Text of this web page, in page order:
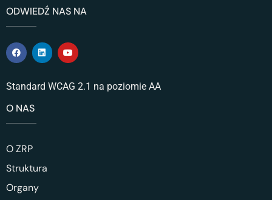
ODWIEDŹ NAS NA
Standard WCAG 2.1 na poziomie AA
O NAS
O ZRP
Struktura
Organy